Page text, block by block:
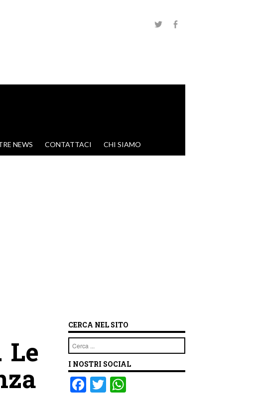
NEWS CONTATTACI CHI SIAMO
CERCA NEL SITO
Cerca
I NOSTRI SOCIAL
F T